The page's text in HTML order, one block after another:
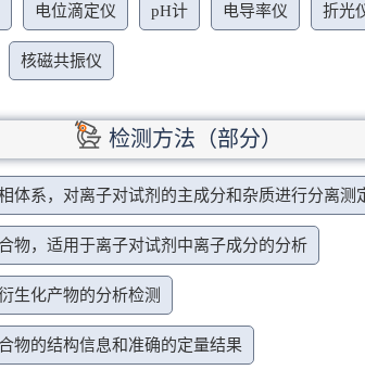
电位滴定仪 pH计 电导率仪 折光
核磁共振仪
检测方法（部分）
体系，对离子对试剂的主成分和杂质进行分离测
物，适用于离子对试剂中离子成分的分析
生化产物的分析检测
物的结构信息和准确的定量结果